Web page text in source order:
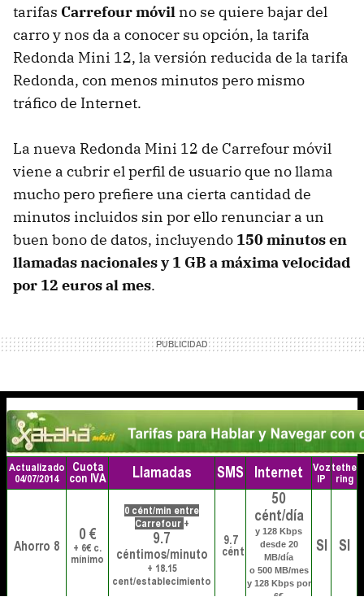
tarifas Carrefour móvil no se quiere bajar del
carro y nos da a conocer su opción, la tarifa
Redonda Mini 12, la versión reducida de la tarifa
Redonda, con menos minutos pero mismo
tráfico de Internet.
La nueva Redonda Mini 12 de Carrefour móvil
viene a cubrir el perfil de usuario que no llama
mucho pero prefiere una cierta cantidad de
minutos incluidos sin por ello renunciar a un
buen bono de datos, incluyendo 150 minutos en
llamadas nacionales y 1 GB a máxima velocidad
por 12 euros al mes.